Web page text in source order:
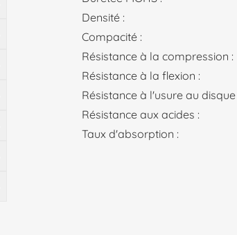
Densité :
Compacité :
Résistance à la compression :
Résistance à la flexion :
Résistance à l'usure au
Résistance aux acides :
Taux d'absorption :